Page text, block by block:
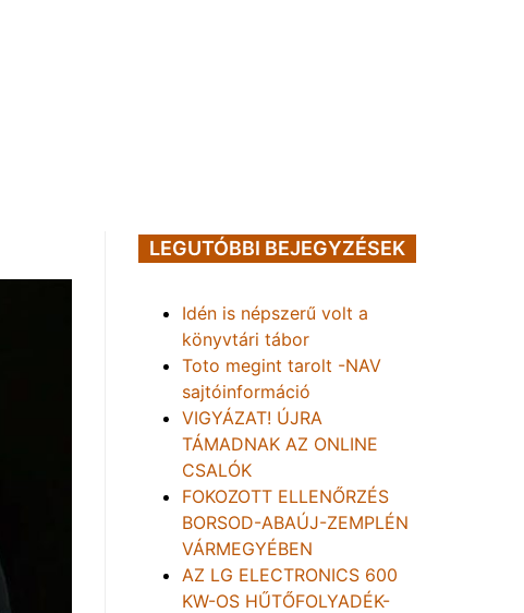
LEGUTÓBBI BEJEGYZÉSEK
Idén is népszerű volt a
könyvtári tábor
Toto megint tarolt -NAV
sajtóinformáció
VIGYÁZAT! ÚJRA
TÁMADNAK AZ ONLINE
CSALÓK
FOKOZOTT ELLENŐRZÉS
BORSOD-ABAÚJ-ZEMPLÉN
VÁRMEGYÉBEN
AZ LG ELECTRONICS 600
KW-OS HŰTŐFOLYADÉK-